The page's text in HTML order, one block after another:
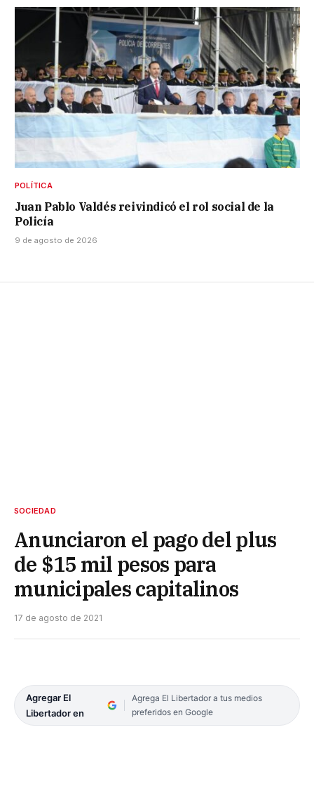
POLÍTICA
Juan Pablo Valdés reivindicó el rol social de la
Policía
9 de agosto de 2026
SOCIEDAD
Anunciaron el pago del plus
de $15 mil pesos para
municipales capitalinos
17 de agosto de 2021
Agregar El
Libertador en
Agrega El Libertador a tus medios
preferidos en Google